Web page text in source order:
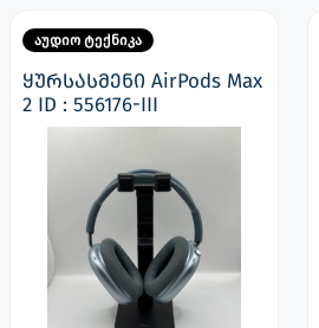
აუდიო ტექნიკა
ყურსასმენი AirPods Max
2 ID : 556176-III